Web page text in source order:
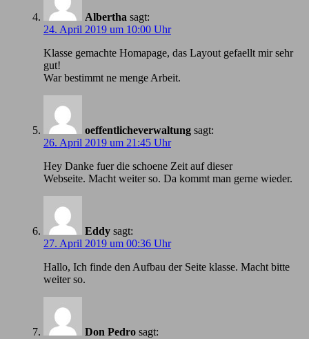
Albertha sagt:
24. April 2019 um 10:00 Uhr
Klasse gemachte Homapage, das Layout gefaellt mir sehr
gut!
War bestimmt ne menge Arbeit.
oeffentlicheverwaltung sagt:
26. April 2019 um 21:45 Uhr
Hey Danke fuer die schoene Zeit auf dieser
Webseite. Macht weiter so. Da kommt man gerne wieder.
Eddy sagt:
27. April 2019 um 00:36 Uhr
Hallo, Ich finde den Aufbau der Seite klasse. Macht bitte
weiter so.
Don Pedro sagt: